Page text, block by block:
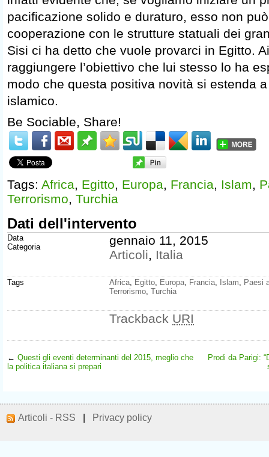
pacificazione solido e duraturo, esso non
cooperazione con le strutture statuali dei
Sisi ci ha detto che vuole provarci in Egitto.
raggiungere l’obiettivo che lui stesso lo ha
modo che questa positiva novità si estenda
islamico.
Be Sociable, Share!
Tags: Africa, Egitto, Europa, Francia, Islam,
Terrorismo, Turchia
Dati dell'intervento
Data
Categoria
gennaio 11, 2015
Articoli, Italia
Tags Africa Egitto Europa Francia Islam
Paesi
Terrorismo Turchia
Trackback URI
← Questi gli eventi determinanti del 2015, meglio che
la politica italiana si prepari
Prodi da Parigi:
Articoli - RSS Privacy policy